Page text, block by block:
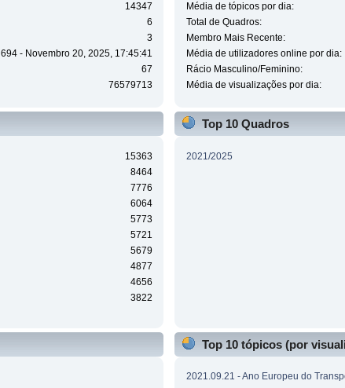
14347
6
3
694 - Novembro 20, 2025, 17:45:41
67
76579713
Média de tópicos por dia:
Total de Quadros:
Membro Mais Recente:
Média de utilizadores online por dia:
Rácio Masculino/Feminino:
Média de visualizações por dia:
15363
8464
7776
6064
5773
5721
5679
4877
4656
3822
Top 10 Quadros
2021/2025
Top 10 tópicos (por
2021.09.21 - Ano Europeu do